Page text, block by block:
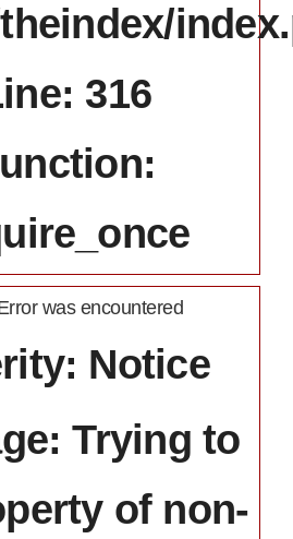
316
was encountered
Notice
Trying to
of non-